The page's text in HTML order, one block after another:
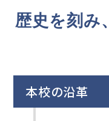
歴史を刻み
本校の沿革